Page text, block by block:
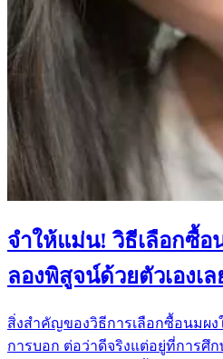
จำให้แม่น! วิธีเลือกซื้อ
ลองพิสูจน์ด้วยตัวเองเล
สิ่งสำคัญของวิธีการเลือกซื้อนมผ
การบอก ต่อว่าดีจริงแต่อยู่ที่การศึ